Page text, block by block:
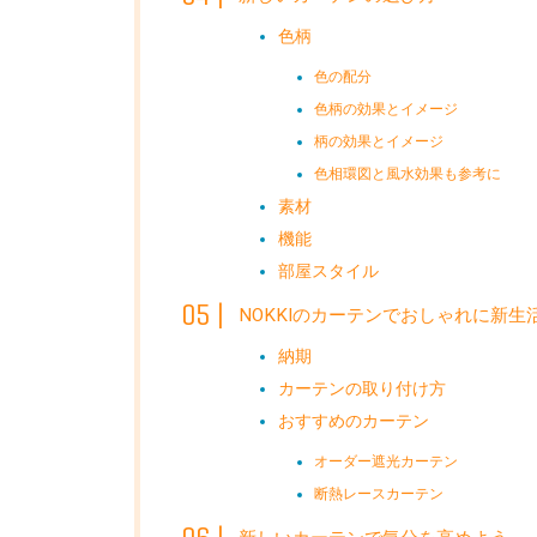
色柄
色の配分
色柄の効果とイメージ
柄の効果とイメージ
色相環図と風水効果も参考に
素材
機能
部屋スタイル
NOKKIのカーテンでおしゃれに新生
納期
カーテンの取り付け方
おすすめのカーテン
オーダー遮光カーテン
断熱レースカーテン